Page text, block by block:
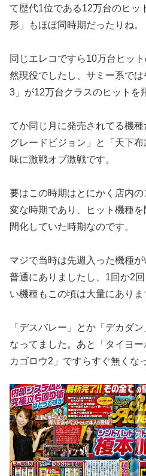
て歴代1位である12万台のヒッ
形」もほぼ同時期だったりね。
同じエレコですら10万台ヒッ
然現役でしたし、サミー系で
3」 が12万台クラスのヒットを
てか同じ月に発売されてる機
グレード ビジョン」と「天下
味に激戦オブ激戦です。
要はこの時期はとにかく店内
変な時期であり、ヒット機種
間化していた時期なのです。
マジで当時は先週入った機種
普通にあ りましたし、1回か2
い機種もこの頃は大量にありま
「デスバレー」とか「デカダ
なってま した。あと「タイヨ
カゴロウ2」ですらすぐ無くな